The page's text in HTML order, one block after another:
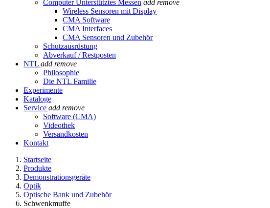
Computer Unterstütztes Messen add remove
Wireless Sensoren mit Display
CMA Software
CMA Interfaces
CMA Sensoren und Zubehör
Schutzausrüstung
Abverkauf / Restposten
NTL add remove
Philosophie
Die NTL Familie
Experimente
Kataloge
Service add remove
Software (CMA)
Videothek
Versandkosten
Kontakt
Startseite
Produkte
Demonstrationsgeräte
Optik
Optische Bank und Zubehör
Schwenkmuffe